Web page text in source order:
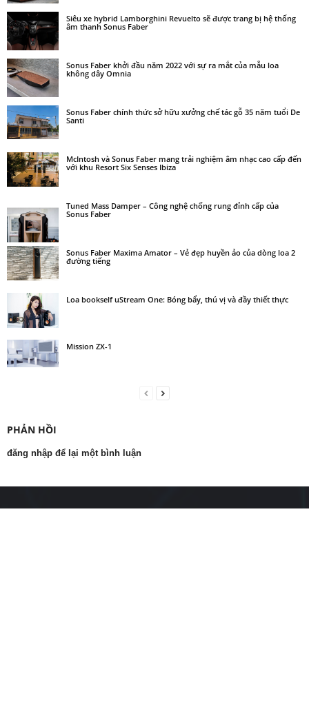
Siêu xe hybrid Lamborghini Revuelto sẽ được trang bị hệ thống
âm thanh Sonus Faber
Sonus Faber khởi đầu năm 2022 với sự ra mắt của mẫu loa
không dây Omnia
Sonus Faber chính thức sở hữu xưởng chế tác gỗ 35 năm tuổi De
Santi
McIntosh và Sonus Faber mang trải nghiệm âm nhạc cao cấp đến
với khu Resort Six Senses Ibiza
Tuned Mass Damper – Công nghệ chống rung đỉnh cấp của
Sonus Faber
Sonus Faber Maxima Amator – Vẻ đẹp huyền ảo của dòng loa 2
đường tiếng
Loa bookself uStream One: Bóng bẩy, thú vị và đầy thiết thực
Mission ZX-1
PHẢN HỒI
đăng nhập để lại một bình luận